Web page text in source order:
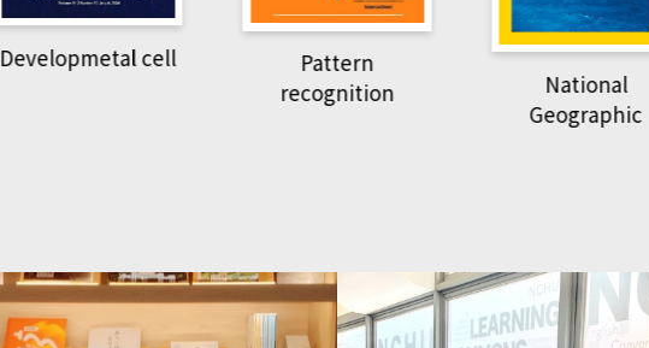
Developmetal cell
Pattern
recognition
National
Geographic